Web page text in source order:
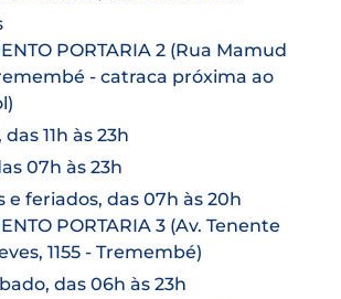
PORTARIA 2 (Rua Mamud
- catraca próxima ao
das 11h às 23h
07h às 23h
e feriados, das 07h às 20h
PORTARIA 3 (Av. Tenente
1155 - Tremembé)
das 06h às 23h